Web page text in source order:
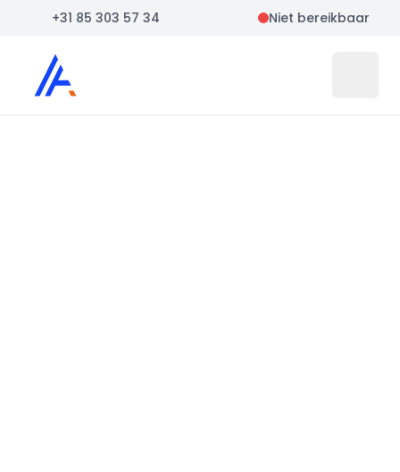
+31 85 303 57 34 Niet bereikbaar
Auto Atlas